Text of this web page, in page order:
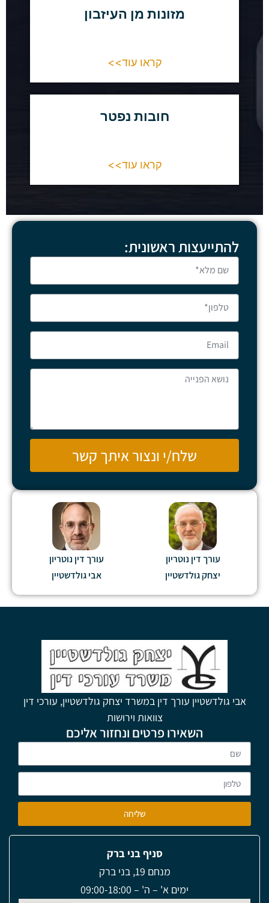
מזונות מן העיזבון
קראו עוד>>
חובות נפטר
קראו עוד>>
להתייעצות ראשונית:
שלח/י ונצור איתך קשר
עורך דין נוטריון
יצחק גולדשטיין
עורך דין נוטריון
אבי גולדשטיין
אבי גולדשטיין עורך דין במשרד יצחק גולדשטיין, עורכי דין
צוואות וירושות
השאירו פרטים ונחזור אליכם
שליחה
סניף בני ברק
מנחם 19, בני ברק
ימים א' – ה' – 09:00-18:00